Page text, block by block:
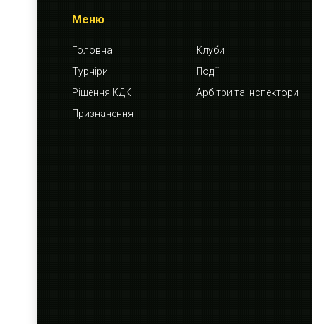
Меню
Головна
Клуби
Турніри
Події
Рішення КДК
Арбітри та інспектори
Призначення